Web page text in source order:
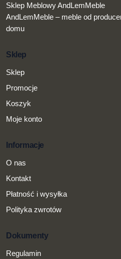
Sklep Meblowy AndLemMeble
AndLemMeble – meble od
domu
Sklep
Sklep
Promocje
Koszyk
Moje konto
Informacje
O nas
Kontakt
Płatność i wysyłka
Polityka zwrotów
Dokumenty
Regulamin